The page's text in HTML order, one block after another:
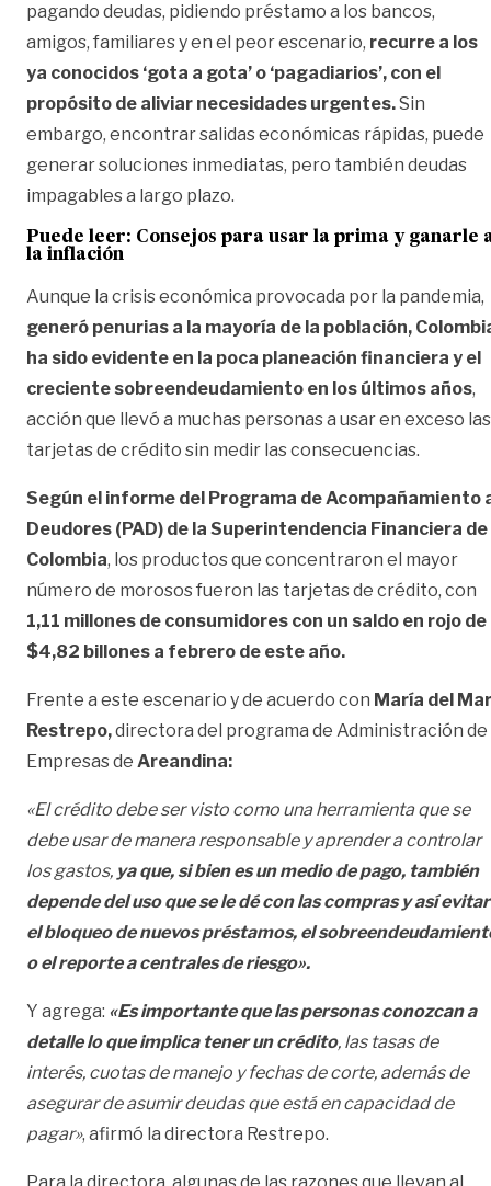
pagando deudas, pidiendo préstamo a los bancos,
amigos, familiares y en el peor escenario, recurre a los
ya conocidos ‘gota a gota’ o ‘pagadiarios’, con el
propósito de aliviar necesidades urgentes.Sin
embargo, encontrar salidas económicas rápidas, puede
generar soluciones inmediatas, pero también deudas
impagables a largo plazo.
Puede leer: Consejos para usar la prima y ganarle
la inflación
Aunque la crisis económica provocada por la pandemia,
generó penurias a la mayoría de la población,
ha sido evidente en la poca planeación financiera y el
creciente sobreendeudamiento en los últimos años,
acción que llevó a muchas personas a usar en exceso las
tarjetas de crédito sin medir las consecuencias.
Según el informe del Programa de Acompañamiento
Deudores (PAD) de la Superintendencia Financiera de
Colombia, los productos que concentraron el mayor
número de morosos fueron las tarjetas de crédito, con
1,11 millones de consumidores con un saldo en rojo de
$4,82 billones a febrero de este año.
Frente a este escenario y de acuerdo con María del Mar
Restrepo,directora del programa de Administración de
Empresas de Areandina:
«El crédito debe ser visto como una herramienta que se
debe usar de manera responsable y aprender a controlar
los gastos, ya que, si bien es un medio de pago, también
depende del uso que se le dé con las compras y así evitar
el bloqueo de nuevos préstamos, el
o el reporte a centrales de riesgo».
Y agrega: «Es importante que las personas conozcan a
detalle lo que implica tener un crédito, las tasas de
interés, cuotas de manejo y fechas de corte, además de
asegurar de asumir deudas que está en capacidad de
pagar», afirmó la directora Restrepo.